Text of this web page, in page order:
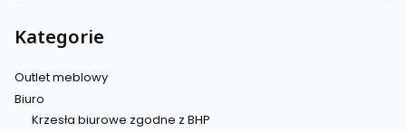
Kategorie
Outlet meblowy
Biuro
Krzesła biurowe zgodne z BHP